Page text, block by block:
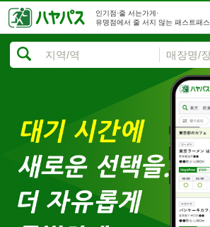
인기점·줄 서는가게·
유명점에서 줄 서지 않는 패스트패스